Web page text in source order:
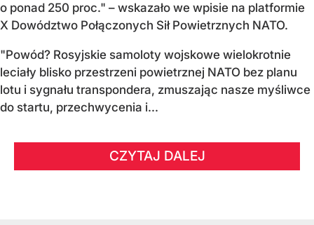
o ponad 250 proc." – wskazało we wpisie na platformie
X Dowództwo Połączonych Sił Powietrznych NATO.
"Powód? Rosyjskie samoloty wojskowe wielokrotnie
leciały blisko przestrzeni powietrznej NATO bez planu
lotu i sygnału transpondera, zmuszając nasze myśliwce
do startu, przechwycenia i...
CZYTAJ DALEJ